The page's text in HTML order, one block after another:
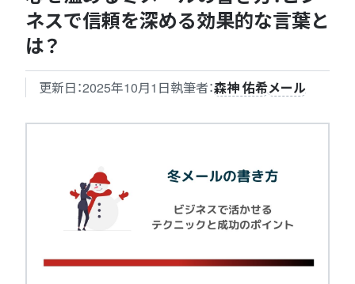
ネスで信頼を深める効果的な言葉と
は？
更新日：2025年10月1日執筆者：森神 佑希メール